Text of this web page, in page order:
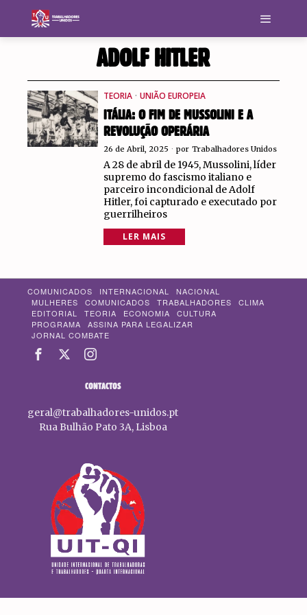
ADOLF HITLER
TEORIA · UNIÃO EUROPEIA
ITÁLIA: O FIM DE MUSSOLINI E A
REVOLUÇÃO OPERÁRIA
26 de Abril, 2025 por Trabalhadores Unidos
A 28 de abril de 1945, Mussolini, líder
supremo do fascismo italiano e
parceiro incondicional de Adolf
Hitler, foi capturado e executado por
guerrilheiros
LER MAIS
COMUNICADOS INTERNACIONAL
NACIONAL
MULHERES
COMUNICADOS TRABALHADORES
CLIMA
EDITORIAL
TEORIA ECONOMIA
CULTURA
PROGRAMA
ASSINA PARA LEGALIZAR
JORNAL COMBATE
CONTACTOS
geral@trabalhadores-unidos.pt
Rua Bulhão Pato 3A, Lisboa